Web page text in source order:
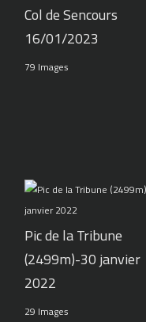
Col de Sencours
16/01/2023
79 Images
Pic de la Tribune
(2499m)-30 janvier
2022
29 Images